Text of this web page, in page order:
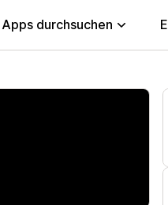
Apps durchsuchen